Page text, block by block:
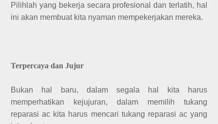
Pilihlah yang bekerja secara profesional dan terlatih, hal
ini akan membuat kita nyaman mempekerjakan mereka.
Terpercaya dan Jujur
Bukan hal baru, dalam segala hal kita harus
memperhatikan kejujuran, dalam memilih tukang
reparasi ac kita harus mencari tukang reparasi ac yang